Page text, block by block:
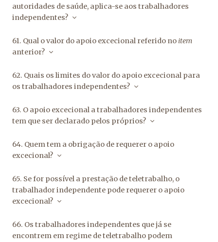
autoridades de saúde, aplica-se aos trabalhadores
independentes?
61. Qual o valor do apoio excecional referido no item
anterior?
62. Quais os limites do valor do apoio excecional para
os trabalhadores independentes?
63. O apoio excecional a trabalhadores independentes
tem que ser declarado pelos próprios?
64. Quem tem a obrigação de requerer o apoio
excecional?
65. Se for possível a prestação de teletrabalho, o
trabalhador independente pode requerer o apoio
excecional?
66. Os trabalhadores independentes que já se
encontrem em regime de teletrabalho podem